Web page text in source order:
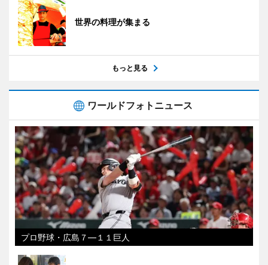
世界の料理が集まる
もっと見る
ワールドフォトニュース
プロ野球・広島７―１１巨人